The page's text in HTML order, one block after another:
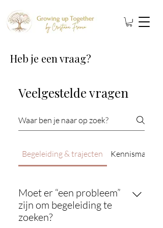
Heb je een vraag?
Veelgestelde vragen
Begeleiding & trajecten Kennismaken
Moet er “een probleem”
zijn om begeleiding te
zoeken?